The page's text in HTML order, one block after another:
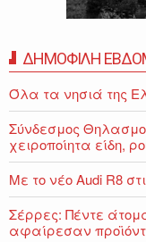
ΔΗΜΟΦΙΛΗ
Όλα τα νησιά της
Σύνδεσμος
χειροποίητα είδη,
Με το νέο Audi R8
Σέρρες: Πέντε
αφαίρεσαν